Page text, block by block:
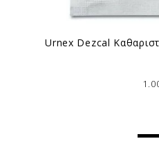
Urnex Dezcal